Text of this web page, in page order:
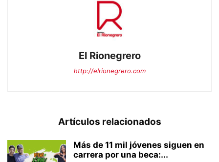
El Rionegrero
http://elrionegrero.com
Artículos relacionados
Más de 11 mil jóvenes siguen en
carrera por una beca:...